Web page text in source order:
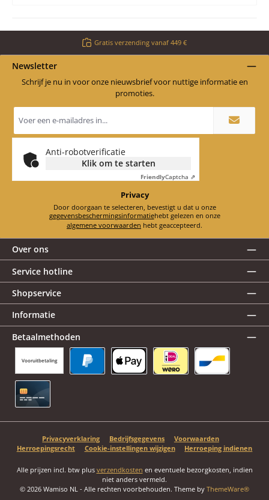
Gratis verzending vanaf 449 €
Newsletter
Schrijf je nu in voor onze nieuwsbrief voor nuttige informatie en
promoties.
mailadres
Anti-robotverificatie
Klik om te starten
FriendlyCaptcha ⇗
Privacy
Door doorgaan te selecteren, bevestigt u dat u onze
gegevensbeschermingsinformatie
hebt gelezen en onze
algemene voorwaarden hebt geaccepteerd.
Over ons
Service hotline
Shopservice
Informatie
Betaalmethoden
Vooruitbetaling
Privacyverklaring Bedrijfsgegevens
Voorwaarden
Herroepingsrecht
Cookie-instellingen wijzigen Herroeping indienen
Alle prijzen incl. btw plus verzendkosten en eventuele bezorgkosten, indien
niet anders vermeld.
© 2026 Wamiso NL - Alle rechten voorbehouden. Theme by ThemeWare®